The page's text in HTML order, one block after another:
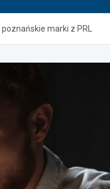
marki z PRL